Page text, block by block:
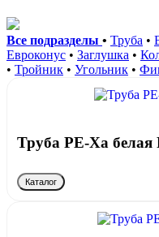
Все подразделы • Труба •
Евроконус • Заглушка •
• Тройник • Угольник •
Труба PE-Xa
Каталог